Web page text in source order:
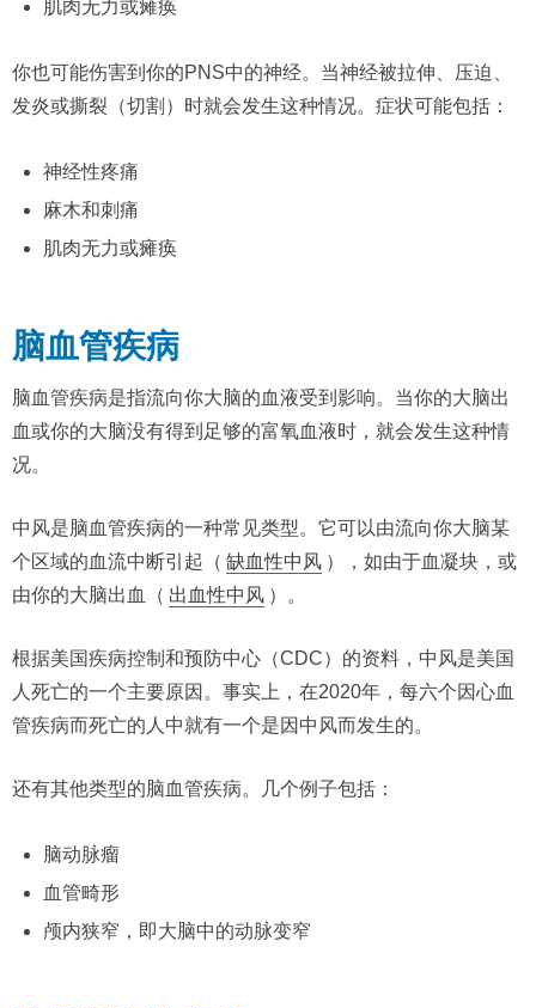
肌肉无力或瘫痪
你也可能伤害到你的PNS中的神经。当神经被拉伸、压迫、
发炎或撕裂（切割）时就会发生这种情况。症状可能包括：
神经性疼痛
麻木和刺痛
肌肉无力或瘫痪
脑血管疾病
脑血管疾病是指流向你大脑的血液受到影响。当你的大脑出
血或你的大脑没有得到足够的富氧血液时，就会发生这种情
况。
中风是脑血管疾病的一种常见类型。它可以由流向你大脑某
个区域的血流中断引起（ 缺血性中风 ），如由于血凝块，或
由你的大脑出血（ 出血性中风 ）。
根据美国疾病控制和预防中心（CDC）的资料，中风是美国
人死亡的一个主要原因。事实上，在2020年，每六个因心血
管疾病而死亡的人中就有一个是因中风而发生的。
还有其他类型的脑血管疾病。几个例子包括：
脑动脉瘤
血管畸形
颅内狭窄，即大脑中的动脉变窄